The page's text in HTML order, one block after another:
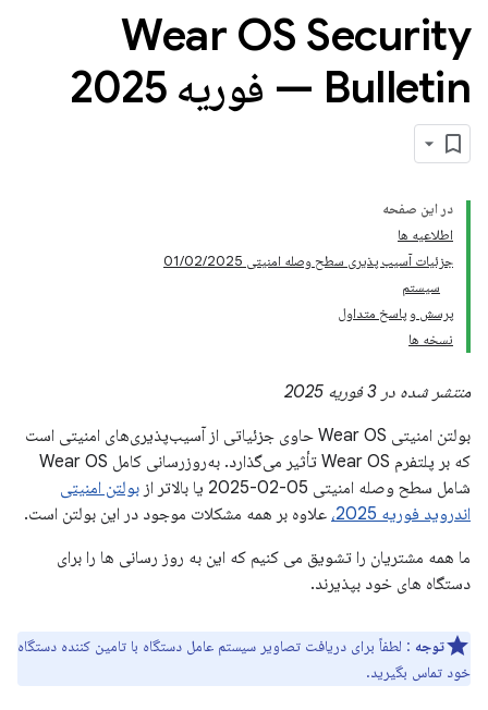
Wear OS Security
Bulletin — فوریه 2025
در این صفحه
اطلاعیه ها
جزئیات آسیب پذیری سطح وصله امنیتی 01/02/2025
سیستم
پرسش و پاسخ متداول
نسخه ها
منتشر شده در 3 فوریه 2025
بولتن امنیتی Wear OS حاوی جزئیاتی از آسیب‌پذیری‌های امنیتی است
که بر پلتفرم Wear OS تأثیر می‌گذارد. به‌روزرسانی کامل Wear OS
شامل سطح وصله امنیتی 05-02-2025 یا بالاتر از
بولتن امنیتی
اندروید فوریه 2025،
علاوه بر همه مشکلات موجود در این بولتن است.
ما همه مشتریان را تشویق می کنیم که این به روز رسانی ها را برای
دستگاه های خود بپذیرند.
توجه : لطفاً برای دریافت تصاویر سیستم عامل دستگاه با تامین کننده دستگاه
خود تماس بگیرید.